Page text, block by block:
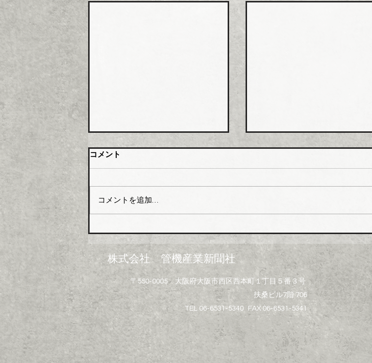
大阪管材組合 石油由来製品
の対策要望書を近畿経済産業
局へ
組合員企業１０４社を対象に
「中東情勢の変化に伴う供給不
し、集計結果を取りまとめた。
米国・イスラエルのイランへ
の軍事攻撃は中東情勢の悪化を
招き、日本経済に深刻なダメー
ジを与えている。原油・ナフサ
を原料とする配管資材や建設資
材で急激な価格高騰と供給不安
といった影響が広がっている。
塩ビ製品、断熱材、塗料、シン
ナー溶剤
ヒトミを完全子会社化、ヒト
ミ新社長に七條智氏就任
コメント
コメントを追加…
株式会社 管機産業新聞社
〒550-0005 大阪府大阪市西区西本町１丁目５番３号
扶桑ビル7階 706
TEL 06-6531-5340 FAX 06-6531-5341